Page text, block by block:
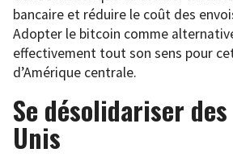
bancaire et réduire le coût des
Adopter le bitcoin comme
effectivement tout son sens pour
d’Amérique centrale.
Se désolidariser
Unis